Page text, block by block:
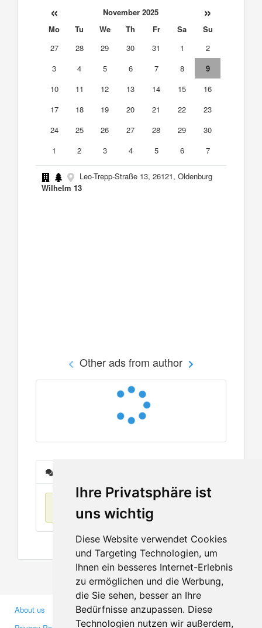
Ihre Privatsphäre ist
uns wichtig
Diese Website verwendet Cookies
und Targeting Technologien, um
Ihnen ein besseres Internet-Erlebnis
zu ermöglichen und die Werbung,
die Sie sehen, besser an Ihre
Bedürfnisse anzupassen. Diese
Technologien nutzen wir außerdem,
« November 2025 »
Mo Tu We Th Fr Sa
Su
27
28 29 30 31 1
2
3
4 5 6 7 8
9
10
11 12 13 14 15
16
17
18 19 20 21 22
23
24
25 26 27 28 29
30
1
2 3 4 5 6 7
Leo-Trepp-Straße 13, 26121, Oldenburg
Wilhelm 13
Other ads from author
No items found
About us
Business Partners